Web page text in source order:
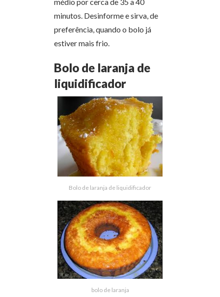
minutos. Desinforme e sirva, de
preferência, quando o bolo já
estiver mais frio.
Bolo de laranja de
liquidificador
Bolo de laranja de liquidificador
bolo de laranja